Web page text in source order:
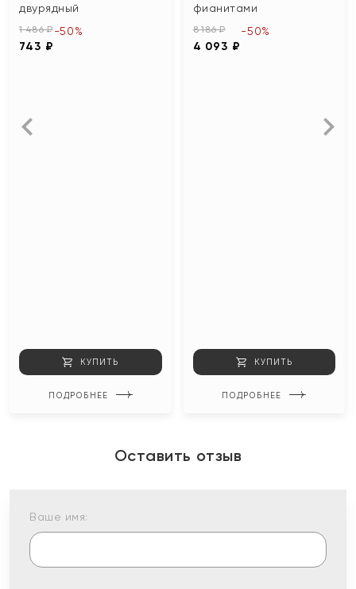
двурядный
1 486 ₽
743 ₽
-50%
КУПИТЬ
ПОДРОБНЕЕ
фианитами
8 186 ₽
4 093 ₽
-50%
КУПИТЬ
ПОДРОБНЕЕ
Оставить отзыв
Ваше имя: